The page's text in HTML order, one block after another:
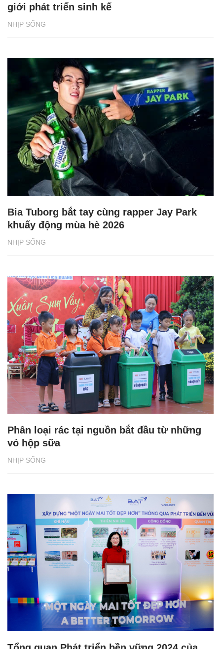
NHỊP SỐNG
giới phát triển sinh kế
NHỊP SỐNG
Bia Tuborg bắt tay cùng rapper Jay Park
khuấy động mùa hè 2026
NHỊP SỐNG
Phân loại rác tại nguồn bắt đầu từ những
vỏ hộp sữa